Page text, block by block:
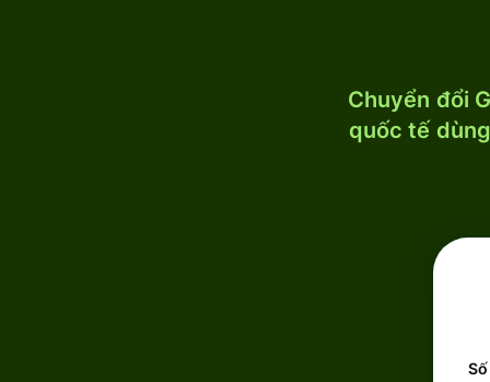
Chuyển đổi
quốc tế